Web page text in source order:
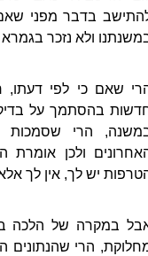
בדבר מפני
ולא נזכר בגמרא
שאם כי לפי דעתו,
בהסתמך על
הרי שסמכות
ולכן אומרת
יש לך, אין לך
במקרה של הלכה
הרי שהנתונים